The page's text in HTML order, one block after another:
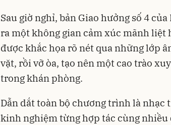
Sau giờ nghỉ, bản Giao hưởng số 4
ra một không gian cảm xúc mãnh liệt
được khắc họa rõ nét qua những lớp
vặt, rồi vỡ òa, tạo nên một cao trào
trong khán phòng.
Dẫn dắt toàn bộ chương trình là nhạc
kinh nghiệm từng hợp tác cùng nhiều